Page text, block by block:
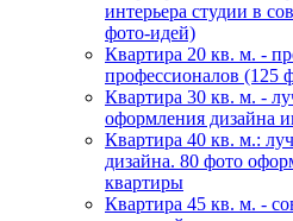
интерьера студии в
фото-идей)
Квартира 20 кв. м. -
профессионалов (125
Квартира 30 кв. м. -
оформления дизайна
Квартира 40 кв. м.:
дизайна. 80 фото
квартиры
Квартира 45 кв. м. -